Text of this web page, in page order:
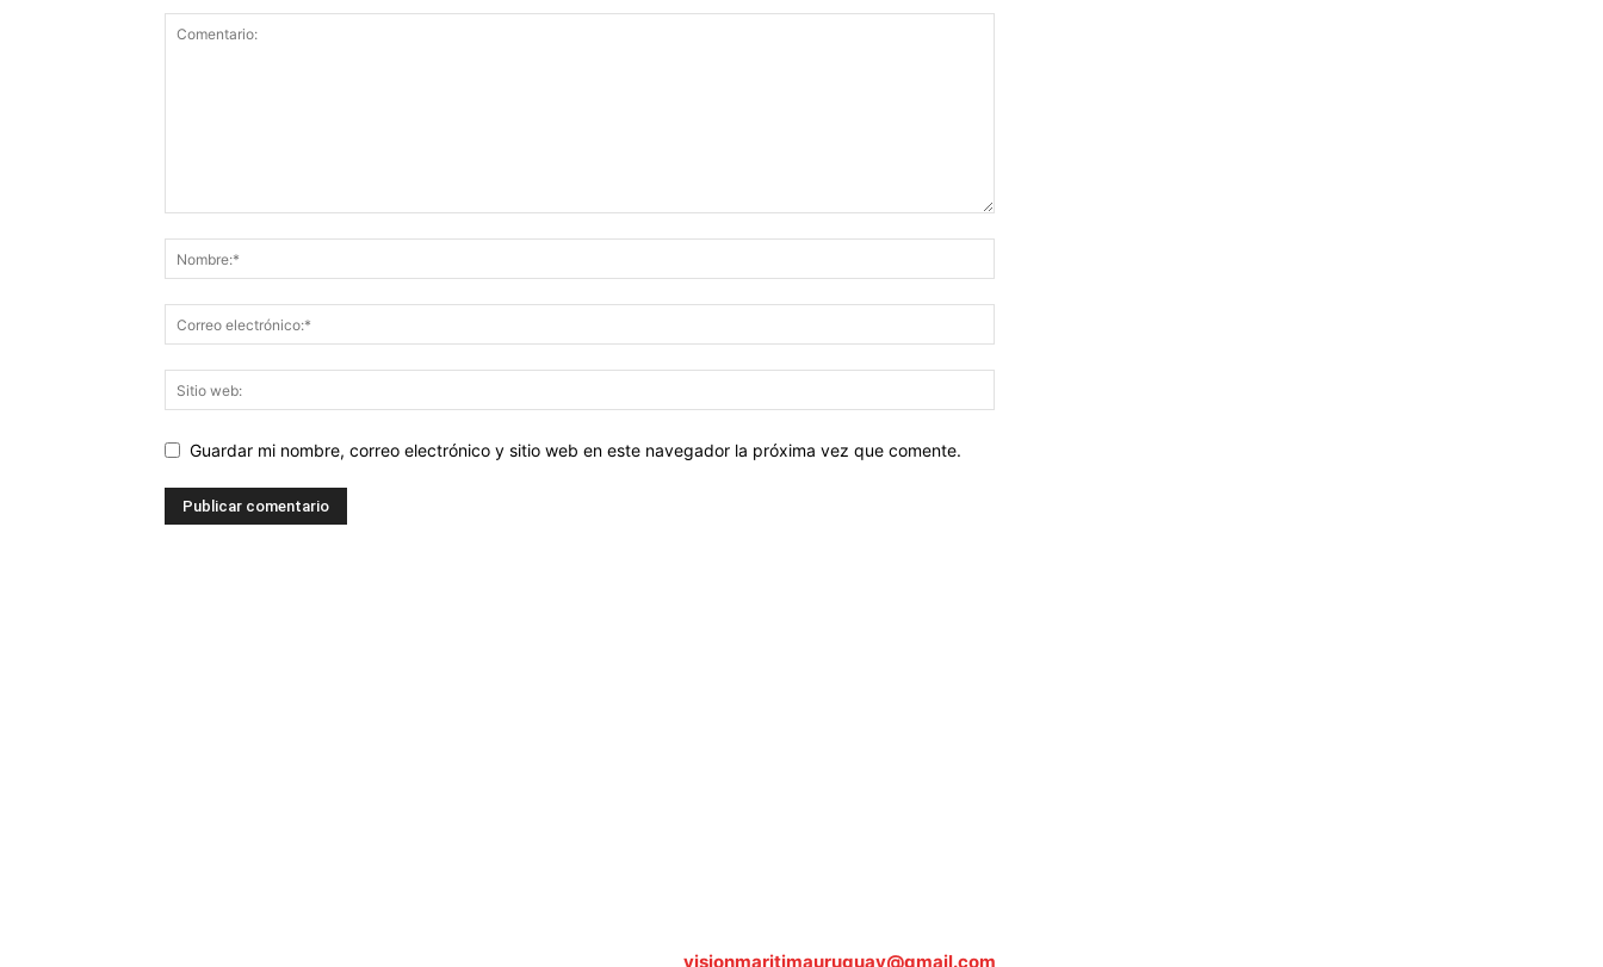
Guardar mi nombre, correo electrónico y sitio web en este navegador la próxima vez que comente.
visionmaritimauruguay@gmail.com